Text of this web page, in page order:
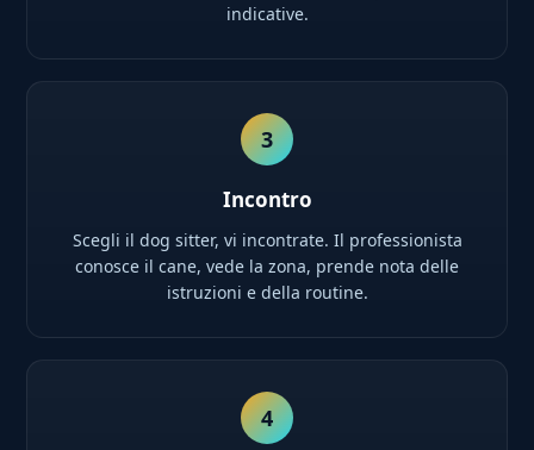
indicative.
3
Incontro
Scegli il dog sitter, vi incontrate. Il professionista
conosce il cane, vede la zona, prende nota delle
istruzioni e della routine.
4